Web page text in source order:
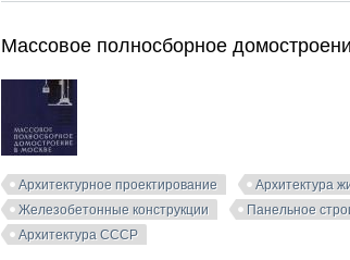
Массовое полносборное
Архитектурное проектирование Архитектура
Железобетонные конструкции
Панельное
Архитектура СССР